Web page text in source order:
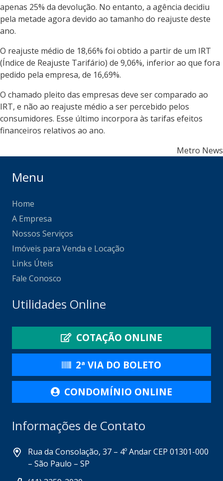
apenas 25% da devolução. No entanto, a agência decidiu
pela metade agora devido ao tamanho do reajuste deste
ano.
O reajuste médio de 18,66% foi obtido a partir de um IRT
(Índice de Reajuste Tarifário) de 9,06%, inferior ao que fora
pedido pela empresa, de 16,69%.
O chamado pleito das empresas deve ser comparado ao
IRT, e não ao reajuste médio a ser percebido pelos
consumidores. Esse último incorpora às tarifas efeitos
financeiros relativos ao ano.
Metro News
Menu
Home
A Empresa
Nossos Serviços
Imóveis para Venda e Locação
Links Úteis
Fale Conosco
Utilidades Online
COTAÇÃO ONLINE
2ª VIA DO BOLETO
CONDOMÍNIO ONLINE
Informações de Contato
Rua da Consolação, 37 – 4º Andar CEP 01301-000
– São Paulo – SP